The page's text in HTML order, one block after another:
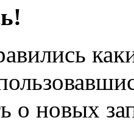
о новых